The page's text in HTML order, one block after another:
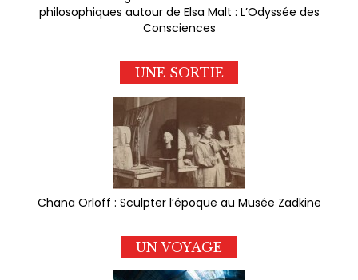
philosophiques autour de Elsa Malt : L’Odyssée des
Consciences
UNE SORTIE
Chana Orloff : Sculpter l’époque au Musée Zadkine
UN VOYAGE